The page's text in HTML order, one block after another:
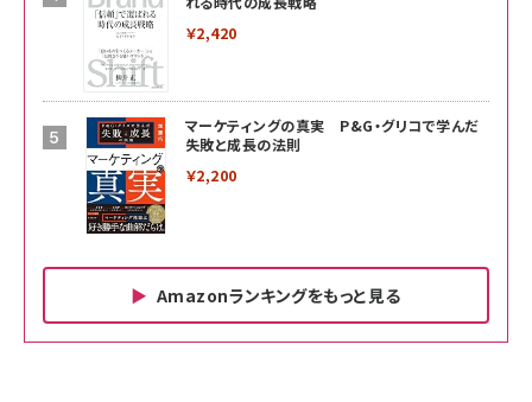
￥2,420
マーケティングの真実 P&G・グリコで学んだ
失敗と成長の法則
￥2,200
Amazonランキングをもっと見る